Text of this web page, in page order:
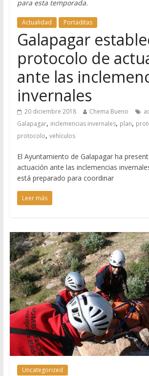
para esta temporada.
Actualidad Portaditas
Galapagar
protocolo de
ante las
invernales
20 diciembre 2018 Chema Bueno
Galapagar, inclemencias invernales, plan,
protocolo, vehículos
El Ayuntamiento de Galapagar ha
actuación ante las inclemencias
está preparado para coordinar
Leer más
Uncategorized